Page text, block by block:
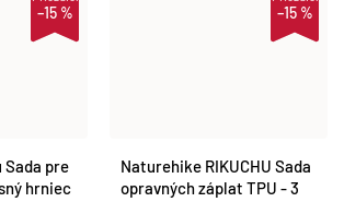
–15 %
pre
hrniec
–15 %
Naturehike RIKUCHU Sada
opravných záplat TPU - 3